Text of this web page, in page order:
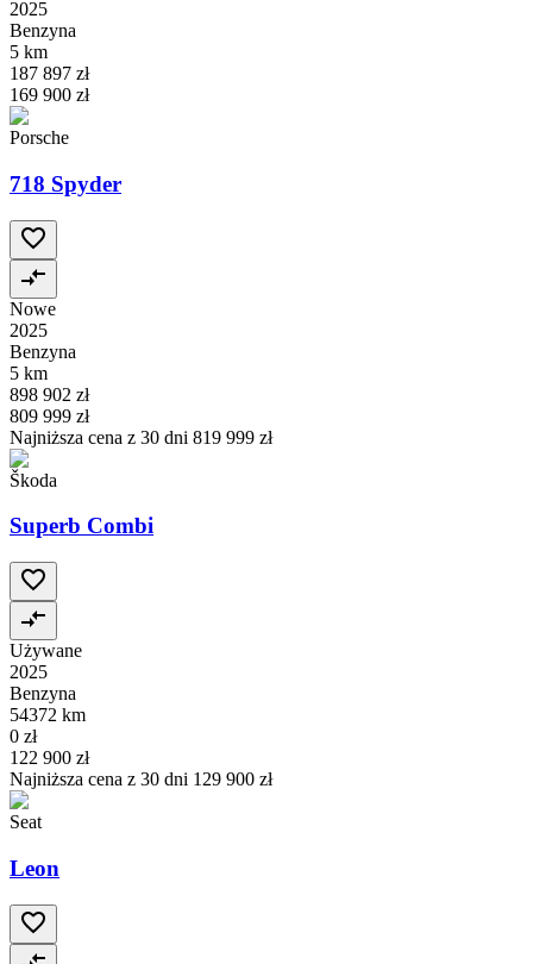
2025
Benzyna
5 km
187 897 zł
169 900 zł
Porsche
718 Spyder
Nowe
2025
Benzyna
5 km
898 902 zł
809 999 zł
Najniższa cena z 30 dni 819 999 zł
Škoda
Superb Combi
Używane
2025
Benzyna
54372 km
0 zł
122 900 zł
Najniższa cena z 30 dni 129 900 zł
Seat
Leon